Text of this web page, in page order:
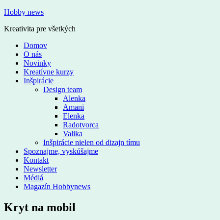
Hobby news
Kreativita pre všetkých
Domov
O nás
Novinky
Kreatívne kurzy
Inšpirácie
Design team
Alenka
Amani
Elenka
Radotvorca
Valika
Inšpirácie nielen od dizajn tímu
Spoznajme, vyskúšajme
Kontakt
Newsletter
Médiá
Magazín Hobbynews
Kryt na mobil